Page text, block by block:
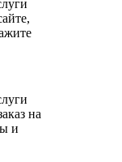
на
и